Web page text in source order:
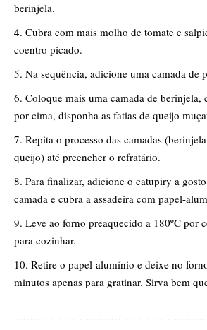
berinjela.
​Cubra com mais molho de tomate e
coentro picado.
​Na sequência, adicione uma camada de
​Coloque mais uma camada de berinjela,
por cima, disponha as fatias de queijo
​Repita o processo das camadas
queijo) até preencher o refratário.
​Para finalizar, adicione o catupiry a
camada e cubra a assadeira com papel-
​Leve ao forno preaquecido a 180ºC por
para cozinhar.
​Retire o papel-alumínio e deixe no
minutos apenas para gratinar. Sirva bem